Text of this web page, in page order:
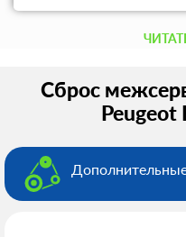
проконсультируют вас и
Сброс
Peugeot